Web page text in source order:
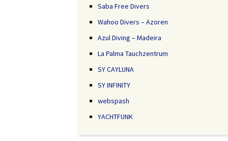
Saba Free Divers
Wahoo Divers – Azoren
Azul Diving – Madeira
La Palma Tauchzentrum
SY CAYLUNA
SY INFINITY
webspash
YACHTFUNK